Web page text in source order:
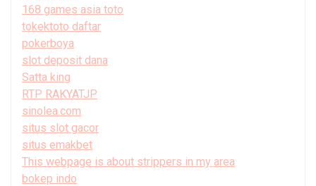
168 games asia toto
tokektoto daftar
pokerboya
slot deposit dana
Satta king
RTP RAKYATJP
sinolea.com
situs slot gacor
situs emakbet
This webpage is about strippers in my area
bokep indo